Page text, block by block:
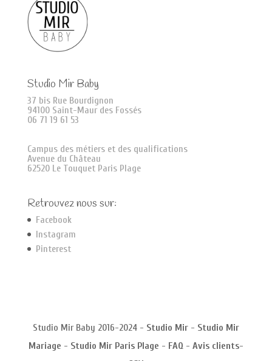
Studio Mir Baby
37 bis Rue Bourdignon
94100 Saint-Maur des Fossés
06 71 19 61 53
Campus des métiers et des qualifications
Avenue du Château
62520 Le Touquet Paris Plage
Retrouvez nous sur:
Facebook
Instagram
Pinterest
Studio Mir Baby 2016-2024 - Studio Mir- Studio Mir
Mariage - Studio Mir Paris Plage - FAQ- Avis clients-